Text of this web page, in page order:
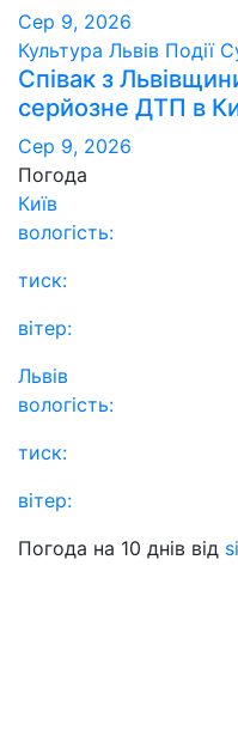
Сер 9, 2026
Культура Львів Події
Співак з
серйозне ДТП в
Сер 9, 2026
Погода
Київ
вологість:
тиск:
вітер:
Львів
вологість:
тиск:
вітер:
Погода на 10 днів від